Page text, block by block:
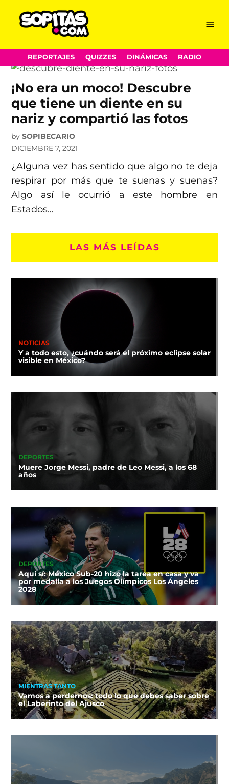
content
Menu
REPORTAJES QUIZZES DINÁMICAS RADIO
diente
¡No era un moco! Descubre
que tiene un diente en su
nariz y compartió las fotos
by SOPIBECARIO
DICIEMBRE 7, 2021
¿Alguna vez has sentido que algo no te deja
respirar por más que te suenas y suenas?
Algo así le ocurrió a este hombre en
Estados…
LAS MÁS LEÍDAS
NOTICIAS
Y a todo esto, ¿cuándo será el próximo eclipse solar
visible en México?
DEPORTES
Muere Jorge Messi, padre de Leo Messi, a los 68
años
DEPORTES
Aquí sí: México Sub-20 hizo la tarea en casa y va
por medalla a los Juegos Olímpicos Los Ángeles
2028
MIENTRAS TANTO
Vamos a perdernos: todo lo que debes saber sobre
el Laberinto del Ajusco